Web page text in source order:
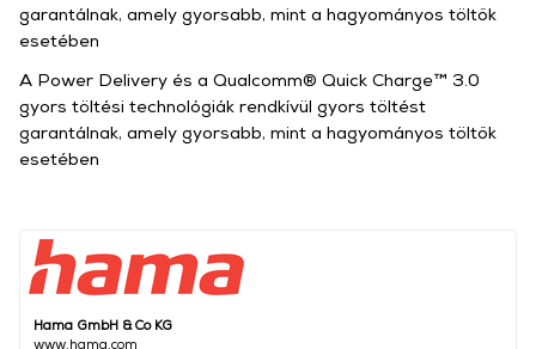
Hama GmbH & Co KG
www.hama.com
garantálnak, amely gyorsabb, mint a hagyományos töltők
esetében
A Power Delivery és a Qualcomm® Quick Charge™ 3.0
gyors töltési technológiák rendkívül gyors töltést
garantálnak, amely gyorsabb, mint a hagyományos töltők
esetében